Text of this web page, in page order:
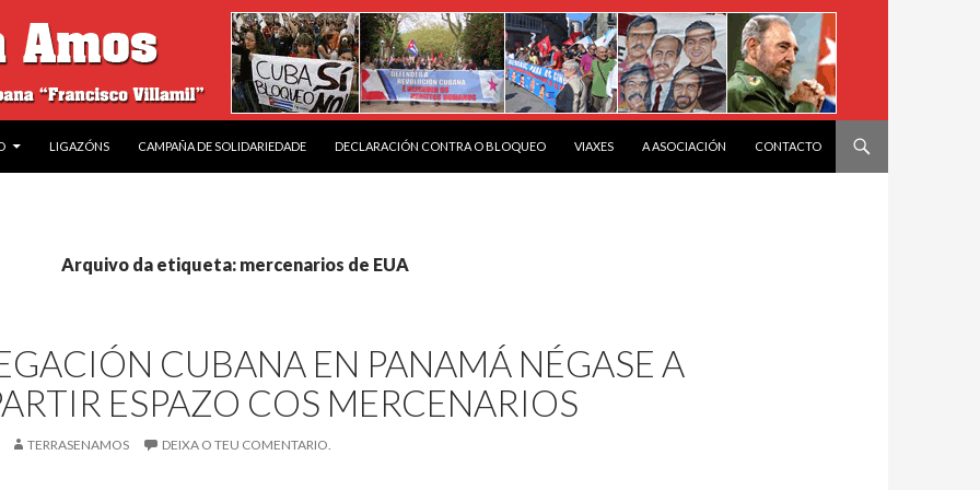
LIGAZÓNS CAMPAÑA DE SOLIDARIEDADE DECLARACIÓN CONTRA O BLOQUEO VIAXES A ASOCIACIÓN CONTACTO
Arquivo da etiqueta: mercenarios de EUA
CUBANA EN PANAMÁ NÉGASE A
ESPAZO COS MERCENARIOS
TERRASENAMOS DEIXA O TEU COMENTARIO.